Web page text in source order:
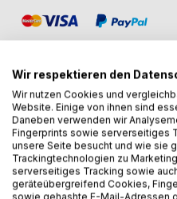
BESCHREIBUNG
TOO MUCH
Herausforderungen,
mit dem Muttersein
Wir respektieren den
Wir nutzen Cookies und
Website. Einige von ihnen sind
Daneben verwenden wir
Fingerprints sowie serverseitiges
unsere Seite besucht und wie sie
Trackingtechnologien zu
serverseitiges Tracking sowie
geräteübergreifend Cookies,
sowie gehashte E-Mail-Adressen